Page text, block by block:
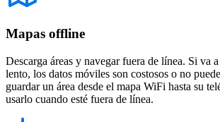
Mapas offline
Descarga áreas y navegar fuera de línea. Si va
lento, los datos móviles son costosos o no
guardar un área desde el mapa WiFi hasta su
usarlo cuando esté fuera de línea.